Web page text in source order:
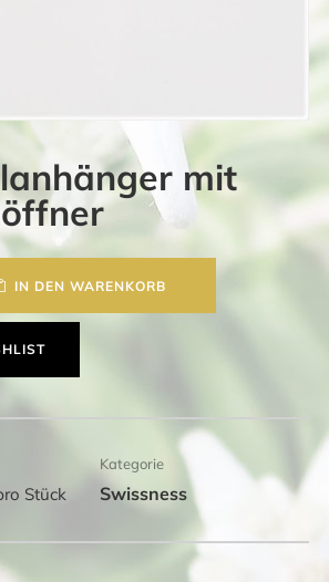
mit
IN DEN WARENKORB
Stück
Kategorie
Swissness